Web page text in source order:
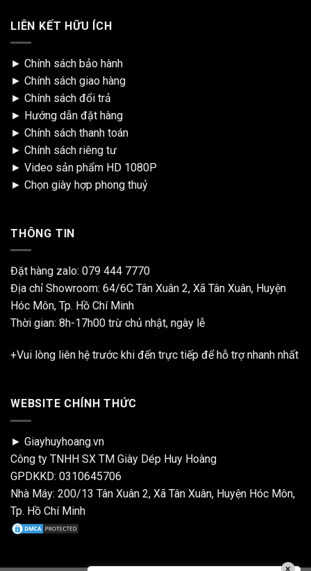
LIÊN KẾT HỮU ÍCH
► Chính sách bảo hành
► Chính sách giao hàng
► Chính sách đổi trả
► Hướng dẫn đặt hàng
► Chính sách thanh toán
► Chính sách riêng tư
► Video sản phẩm HD 1080P
► Chọn giày hợp phong thuỷ
THÔNG TIN
Đặt hàng zalo: 079 444 7770
Địa chỉ Showroom: 64/6C Tân Xuân 2, Xã Tân Xuân, Huyện
Hóc Môn, Tp. Hồ Chí Minh
Thời gian: 8h-17h00 trừ chủ nhật, ngày lễ
+Vui lòng liên hệ trước khi đến trực tiếp để hỗ trợ nhanh nhất
WEBSITE CHÍNH THỨC
► Giayhuyhoang.vn
Công ty TNHH SX TM Giày Dép Huy Hoàng
GPDKKD: 0310645706
Nhà Máy: 200/13 Tân Xuân 2, Xã Tân Xuân, Huyện Hóc Môn,
Tp. Hồ Chí Minh